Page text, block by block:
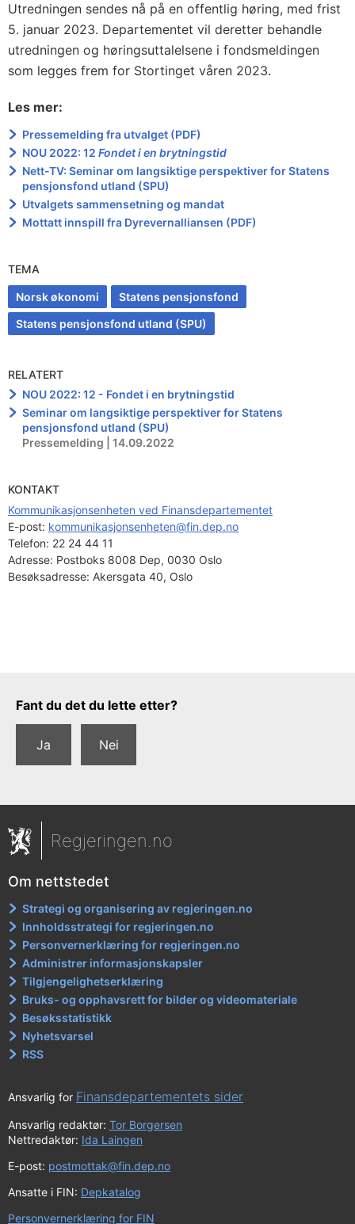
Utredningen sendes nå på en offentlig høring, med frist
5. januar 2023. Departementet vil deretter behandle
utredningen og høringsuttalelsene i fondsmeldingen
som legges frem for Stortinget våren 2023.
Les mer:
Pressemelding fra utvalget (PDF)
NOU 2022: 12Fondet i en brytningstid
Nett-TV: Seminar om langsiktige perspektiver for Statens
pensjonsfond utland (SPU)
Utvalgets sammensetning og mandat
Mottatt innspill fra Dyrevernalliansen (PDF)
TEMA
Norsk økonomi
Statens pensjonsfond
Statens pensjonsfond utland (SPU)
RELATERT
NOU 2022: 12 - Fondet i en brytningstid
Seminar om langsiktige perspektiver for Statens
pensjonsfond utland (SPU)
Pressemelding | 14.09.2022
KONTAKT
Kommunikasjonsenheten ved Finansdepartementet
E-post: kommunikasjonsenheten@fin.dep.no
Telefon: 22 24 44 11
Adresse: Postboks 8008 Dep, 0030 Oslo
Besøksadresse: Akersgata 40, Oslo
Tilbakemeldingsskjema
Fant du det du lette etter?
Ja Nei
Regjeringen.no
Om nettstedet
Strategi og organisering av regjeringen.no
Innholdsstrategi for regjeringen.no
Personvernerklæring for regjeringen.no
Administrer informasjonskapsler
Tilgjengelighetserklæring
Bruks- og opphavsrett for bilder og videomateriale
Besøksstatistikk
Nyhetsvarsel
RSS
Ansvarlig for Finansdepartementets sider
Ansvarlig redaktør: Tor Borgersen
Nettredaktør: Ida Laingen
E-post: postmottak@fin.dep.no
Ansatte i FIN: Depkatalog
Personvernerklæring for FIN